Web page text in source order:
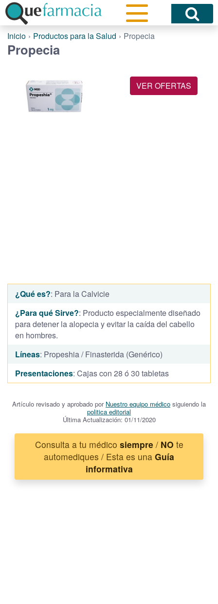
Inicio Productos para la Salud Propecia
Propecia
VER OFERTAS
¿Qué es?: Para la Calvicie
¿Para qué Sirve?: Producto especialmente diseñado
para detener la alopecia y evitar la caída del cabello
en hombres.
Líneas: Propeshia / Finasterida (Genérico)
Presentaciones: Cajas con 28 ó 30 tabletas
Artículo revisado y aprobado por Nuestro equipo médico siguiendo la
politica editorial
Última Actualización: 01/11/2020
Consulta a tu médico siempre/ NO te
automediques / Esta es una Guía
informativa